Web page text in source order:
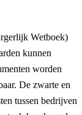
Wetboek)
kunnen
worden
De zwarte en
tussen bedrijven